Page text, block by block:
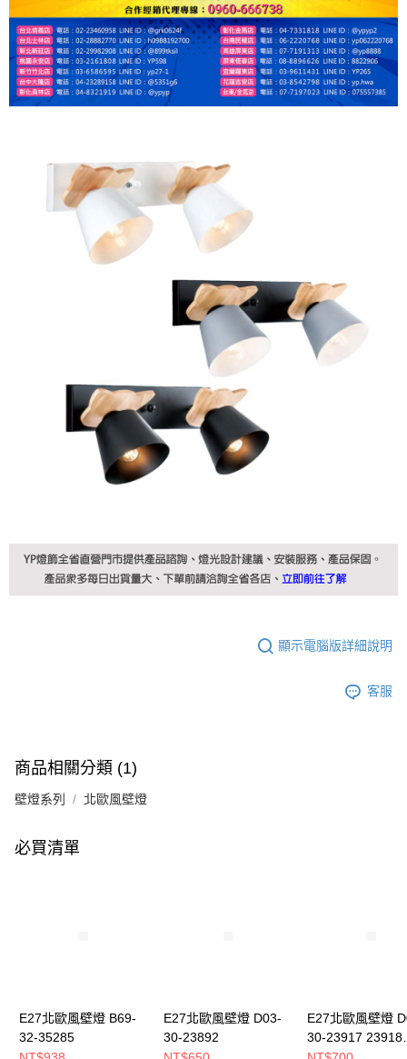
顯示電腦版詳細說明
客服
商品相關分類 (1)
壁燈系列 北歐風壁燈
必買清單
E27北歐風壁燈 B69-
32-35285
E27北歐風壁燈 D03-
30-23892
E27北歐風壁燈
30-23917 23918